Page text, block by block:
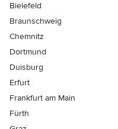
Bielefeld
Braunschweig
Chemnitz
Dortmund
Duisburg
Erfurt
Frankfurt am Main
Fürth